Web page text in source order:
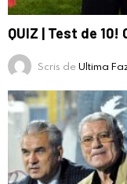
QUIZ | Test de 10!
Scris deUltima